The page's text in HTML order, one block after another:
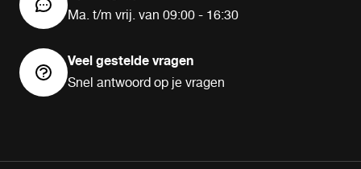
Ma. t/m vrij. van 09:00 - 16:30
Veel gestelde vragen
Snel antwoord op je vragen